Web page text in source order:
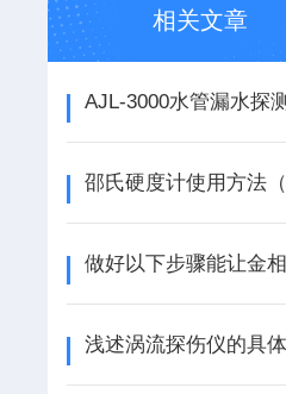
相关文章